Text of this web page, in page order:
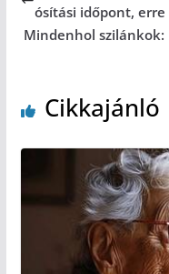
ósítási időpont,
Mindenhol
Cikkajánló